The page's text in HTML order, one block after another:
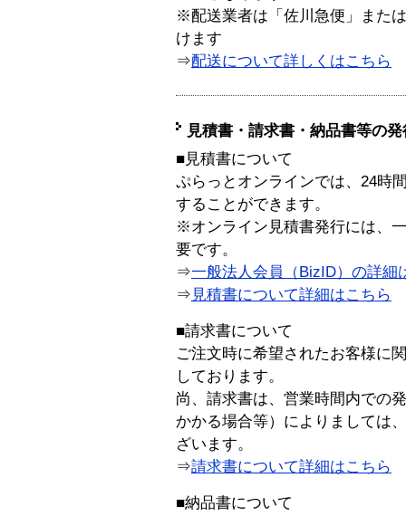
※配送業者は「佐川急便」また
けます
⇒配送について詳しくはこちら
見積書・請求書・納品書等の
■見積書について
ぷらっとオンラインでは、24時
することができます。
※オンライン見積書発行には、
要です。
⇒一般法人会員（BizID）の詳細
⇒ 見積書について詳細はこちら
■請求書について
ご注文時に希望されたお客様に
しております。
尚、請求書は、営業時間内での
かかる場合等）によりましては
ざいます。
⇒請求書について詳細はこちら
■納品書について